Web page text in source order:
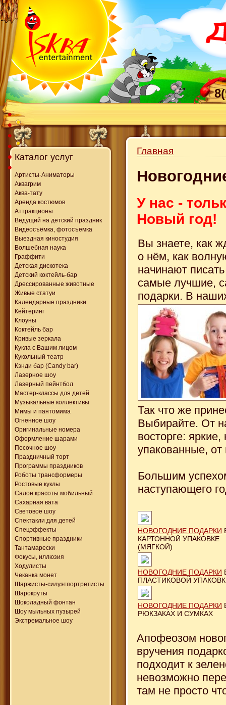
Каталог услуг
Артисты-Аниматоры
Аквагрим
Аква-тату
Аренда костюмов
Аттракционы
Ведущий на детский праздник
Видеосъёмка, фотосъемка
Выездная киностудия
Волшебная наука
Граффити
Детская дискотека
Детский коктейль-бар
Дрессированные животные
Живые статуи
Календарные праздники
Кейтеринг
Клоуны
Коктейль бар
Кривые зеркала
Кукла с Вашим лицом
Кукольный театр
Кэнди бар (Candy bar)
Лазерное шоу
Лазерный пейнтбол
Мастер-классы для детей
Музыкальные коллективы
Мимы и пантомима
Огненное шоу
Оригинальные номера
Оформление шарами
Песочное шоу
Праздничный торт
Программы праздников
Роботы трансформеры
Ростовые куклы
Салон красоты мобильный
Сахарная вата
Световое шоу
Спектакли для детей
Спецэффекты
Спортивные праздники
Тантамарески
Фокусы, иллюзия
Ходулисты
Чеканка монет
Шаржисты-силуэтпортретисты
Шарокруты
Шоколадный фонтан
Шоу мыльных пузырей
Экстремальное шоу
Главная
У нас -
Новый год!
Вы знаете, как
о нём, как
начинают
самые лучшие,
подарки. В
Так что же
Выбирайте. От
восторге:
упакованные, от
Большим
наступающего
НОВОГОДНИЕ ПОДАРКИ
КАРТОННОЙ УПАКОВКЕ
(МЯГКОЙ)
НОВОГОДНИЕ ПОДАРКИ
ПЛАСТИКОВОЙ
НОВОГОДНИЕ ПОДАРКИ
РЮКЗАКАХ И СУМКАХ
Апофеозом
вручения
подходит к
невозможно
там не просто